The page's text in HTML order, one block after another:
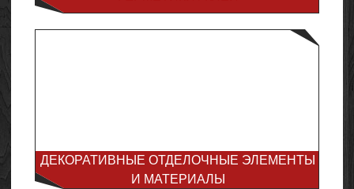
ДЕКОРАТИВНЫЕ ОТДЕЛОЧНЫЕ ЭЛЕМЕНТЫ
И МАТЕРИАЛЫ